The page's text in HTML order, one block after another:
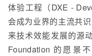
体验工程（DXE -
会成为业界的主流共
来技术效能发展的源
Foundation 的愿景